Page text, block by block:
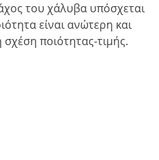
του χάλυβα υπόσχεται
είναι ανώτερη και
σχέση ποιότητας-τιμής.